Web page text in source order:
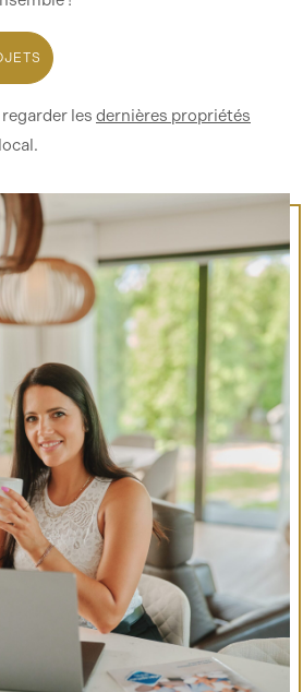
les dernières propriétés